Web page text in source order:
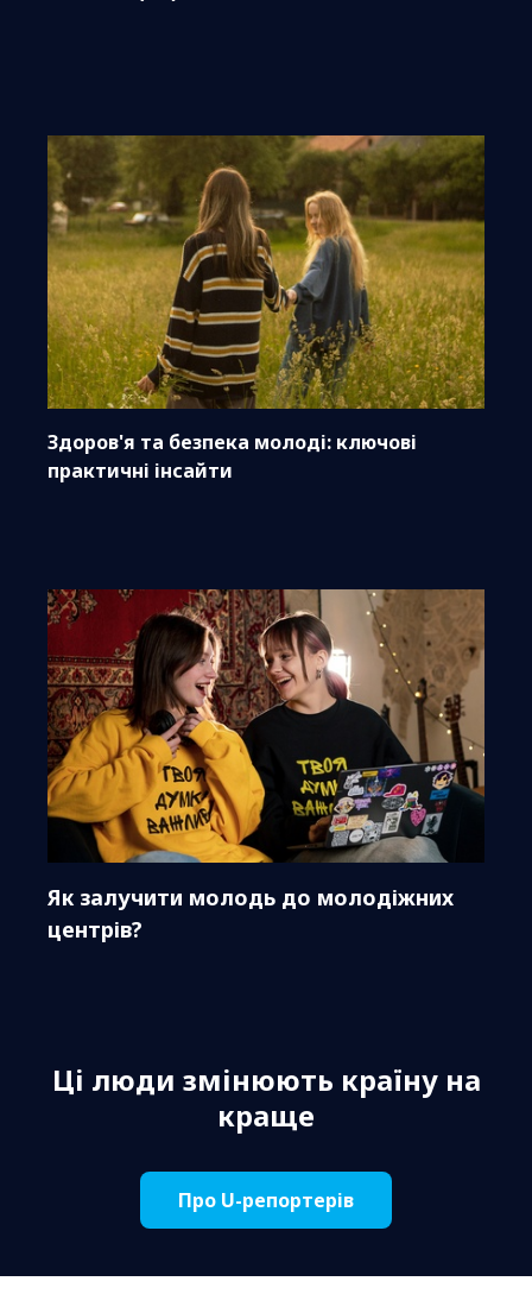
Здоров'я та безпека молоді: ключові
практичні інсайти
Як залучити молодь до молодіжних
центрів?
Ці люди змінюють країну на
краще
Про U-репортерів